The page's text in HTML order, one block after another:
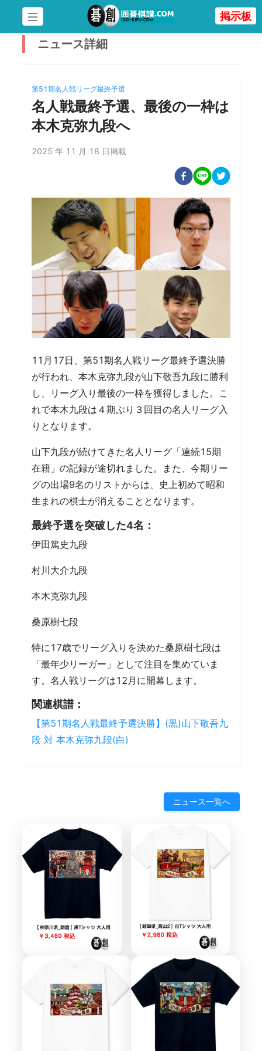
掲示板
ニュース詳細
第51期名人戦リーグ最終予選
名人戦最終予選、最後の一枠は
本木克弥九段へ
2025 年 11 月 18 日掲載
11月17日、第51期名人戦リーグ最終予選決勝
が行われ、本木克弥九段が山下敬吾九段に勝利
し、リーグ入り最後の一枠を獲得しました。こ
れで本木九段は４期ぶり３回目の名人リーグ入
りとなります。
山下九段が続けてきた名人リーグ「連続15期
在籍」の記録が途切れました。また、今期リー
グの出場9名のリストからは、史上初めて昭和
生まれの棋士が消えることとなります。
最終予選を突破した4名：
伊田篤史九段
村川大介九段
本木克弥九段
桑原樹七段
特に17歳でリーグ入りを決めた桑原樹七段は
「最年少リーガー」として注目を集めていま
す。名人戦リーグは12月に開幕します。
関連棋譜：
【第51期名人戦最終予選決勝】(黒)山下敬吾九
段 対 本木克弥九段(白)
ニュース一覧へ